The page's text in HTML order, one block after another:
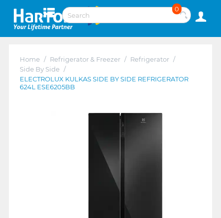
0
Home / Refrigerator & Freezer / Refrigerator /
Side By Side /
ELECTROLUX KULKAS SIDE BY SIDE REFRIGERATOR
624L ESE6205BB